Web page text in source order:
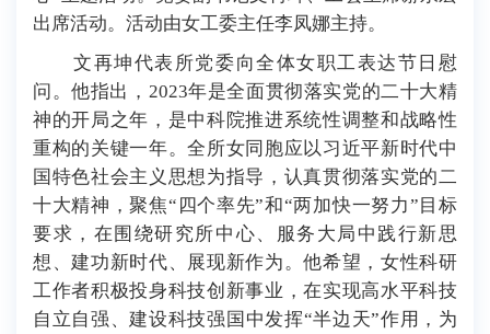
出席活动。活动由女工委主任李凤娜主持。
文再坤代表所党委向全体女职工表达节日慰
问。他指出，2023年是全面贯彻落实党的二十大精
神的开局之年，是中科院推进系统性调整和战略性
重构的关键一年。全所女同胞应以习近平新时代中
国特色社会主义思想为指导，认真贯彻落实党的二
十大精神，聚焦“四个率先”和“两加快一努力”目标
要求，在围绕研究所中心、服务大局中践行新思
想、建功新时代、展现新作为。他希望，女性科研
工作者积极投身科技创新事业，在实现高水平科技
自立自强、建设科技强国中发挥“半边天”作用，为